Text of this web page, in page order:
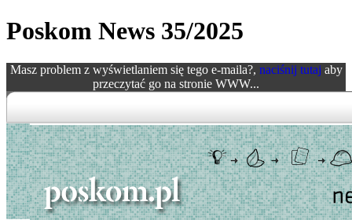
Poskom News 35/2025
Masz problem z wyświetlaniem się tego e-maila?, naciśnij tutaj aby
przeczytać go na stronie WWW...